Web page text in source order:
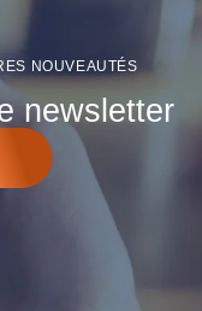
NOUVEAUTÉS
newsletter